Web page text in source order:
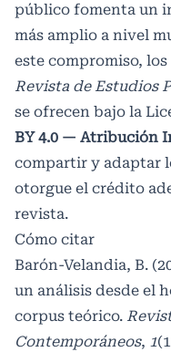
público fomenta un
más amplio a nivel
este compromiso,
Revista de Estudios
se ofrecen bajo la
BY 4.0 — Atribución
compartir y adaptar
otorgue el crédito
revista.
Cómo citar
Barón-Velandia, B.
un análisis desde el
corpus teórico.
Contemporáneos, 1